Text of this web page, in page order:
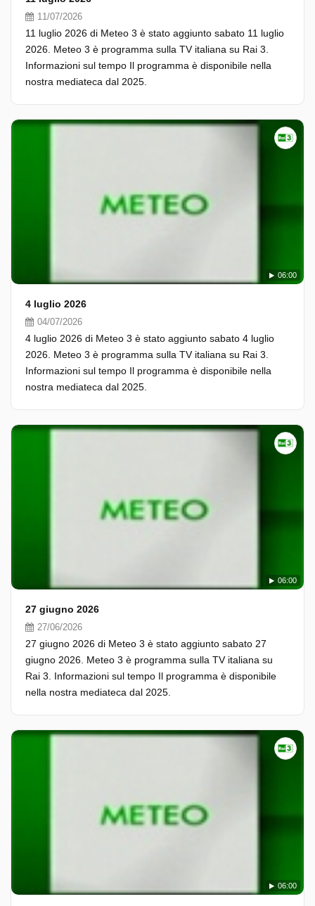
11/07/2026
11 luglio 2026 di Meteo 3 è stato aggiunto sabato 11 luglio
2026. Meteo 3 è programma sulla TV italiana su Rai 3.
Informazioni sul tempo Il programma è disponibile nella
nostra mediateca dal 2025.
06:00
4 luglio 2026
04/07/2026
4 luglio 2026 di Meteo 3 è stato aggiunto sabato 4 luglio
2026. Meteo 3 è programma sulla TV italiana su Rai 3.
Informazioni sul tempo Il programma è disponibile nella
nostra mediateca dal 2025.
06:00
27 giugno 2026
27/06/2026
27 giugno 2026 di Meteo 3 è stato aggiunto sabato 27
giugno 2026. Meteo 3 è programma sulla TV italiana su
Rai 3. Informazioni sul tempo Il programma è disponibile
nella nostra mediateca dal 2025.
06:00